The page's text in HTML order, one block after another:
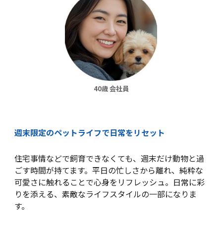
40歳 会社員
週末限定のペットライフで日常をリセット
住宅事情などで飼育できなくても、週末だけ動物と過
ごす時間が持てます。平日の忙しさから離れ、純粋な
可愛さに触れることで心身をリフレッシュ。日常に彩
りを添える、素敵なライフスタイルの一部になりま
す。